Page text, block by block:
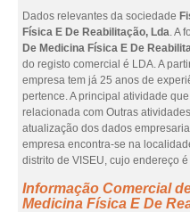
Dados relevantes da sociedade
Física E De Reabilitação, Lda. A
De Medicina Física E De
do registo comercial é LDA. A
empresa tem já 25 anos de
pertence. A principal atividade
relacionada com Outras
atualização dos dados
empresa encontra-se na
distrito de VISEU, cujo endereço
Informação Comercial
Medicina Física E De